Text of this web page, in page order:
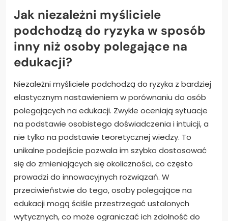
Jak niezależni myśliciele
podchodzą do ryzyka w sposób
inny niż osoby polegające na
edukacji?
Niezależni myśliciele podchodzą do ryzyka z bardziej
elastycznym nastawieniem w porównaniu do osób
polegających na edukacji. Zwykle oceniają sytuacje
na podstawie osobistego doświadczenia i intuicji, a
nie tylko na podstawie teoretycznej wiedzy. To
unikalne podejście pozwala im szybko dostosować
się do zmieniających się okoliczności, co często
prowadzi do innowacyjnych rozwiązań. W
przeciwieństwie do tego, osoby polegające na
edukacji mogą ściśle przestrzegać ustalonych
wytycznych, co może ograniczać ich zdolność do